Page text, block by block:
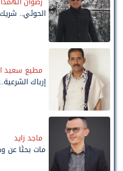
الحوثي..
مطيع سعيد
إرباك
ماجد زايد
مات بحثًا عن